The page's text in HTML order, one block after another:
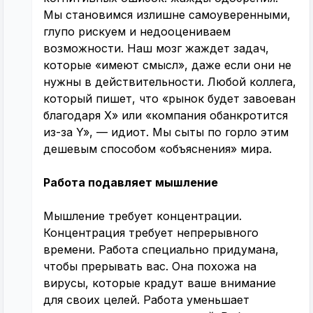
Мы становимся излишне самоуверенными,
глупо рискуем и недооцениваем
возможности. Наш мозг жаждет задач,
которые «имеют смысл», даже если они не
нужны в действительности. Любой коллега,
который пишет, что «рынок будет завоеван
благодаря X» или «компания обанкротится
из-за Y», — идиот. Мы сыты по горло этим
дешевым способом «объяснения» мира.
Работа подавляет мышление
Мышление требует концентрации.
Концентрация требует непрерывного
времени. Работа специально придумана,
чтобы прерывать вас. Она похожа на
вирусы, которые крадут ваше внимание
для своих целей. Работа уменьшает